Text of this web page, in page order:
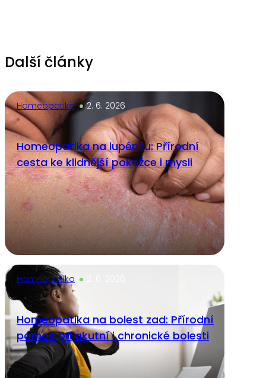
Další články
Homeopatika 2. 6. 2026
Homeopatika na lupénku: Přírodní
cesta ke klidnější pokožce i mysli
Homeopatika
Homeopatika na bolest zad: Přírodní
pomoc při akutní i chronické bolesti